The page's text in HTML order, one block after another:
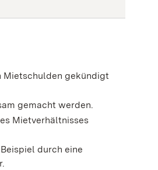
Mietschulden gekündigt
gemacht werden.
Mietverhältnisses
durch eine